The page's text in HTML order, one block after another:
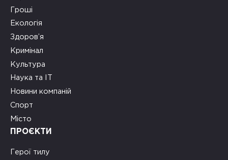
Гроші
Екологія
Здоров’я
Кримінал
Культура
Наука та ІТ
Новини компаній
Спорт
Місто
ПРОЄКТИ
Герої тилу